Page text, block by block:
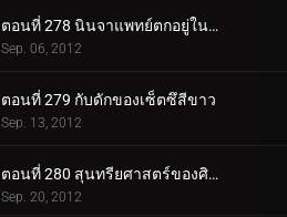
ตอนที่ 278 นินจาแพทย์ตกอยู่ในอันตราย
Sep. 06, 2012
ตอนที่ 279 กับดักของเซ็ตซึสีขาว
Sep. 13, 2012
ตอนที่ 280 สุนทรียศาสตร์ของศิลปิน
Sep. 20, 2012